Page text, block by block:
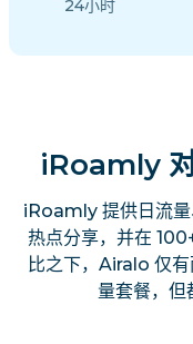
24小时
iRoamly
iRoamly 提供日流量
热点分享，并在
比之下，Airalo 仅
量套餐，但